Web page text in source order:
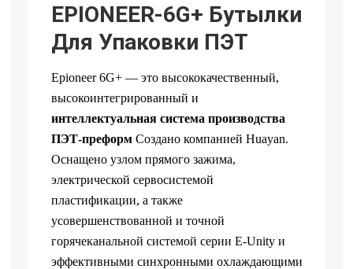
EPIONEER-6G+ Бутылки
Для Упаковки ПЭТ
Epioneer 6G+ — это высококачественный,
высокоинтегрированный и
интеллектуальная система производства
ПЭТ-преформ Создано компанией Huayan.
Оснащено узлом прямого зажима,
электрической сервосистемой
пластификации, а также
усовершенствованной и точной
горячеканальной системой серии E-Unity и
эффективными синхронными охлаждающими